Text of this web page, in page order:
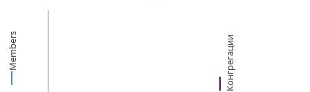
Members Конгрегации